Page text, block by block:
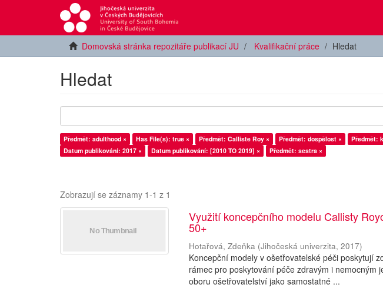
Domovská stránka repozitáře publikací JU Kvalifikační práce Hledat
Hledat
Předmět: adulthood × Has File(s): true × Předmět: Calliste Roy × Předmět: dospělost × Předmět:
Datum publikování: 2017 ×
Datum publikování: [2010 TO 2019] × Předmět: sestra ×
Zobrazují se záznamy 1-1 z 1
Využití koncepčního modelu Callisty
50+
Hotařová, Zdeňka (Jihočeská univerzita,2017)
Koncepční modely v ošetřovatelské péči poskytují
rámec pro poskytování péče zdravým i nemocným
oboru ošetřovatelství jako samostatné ...